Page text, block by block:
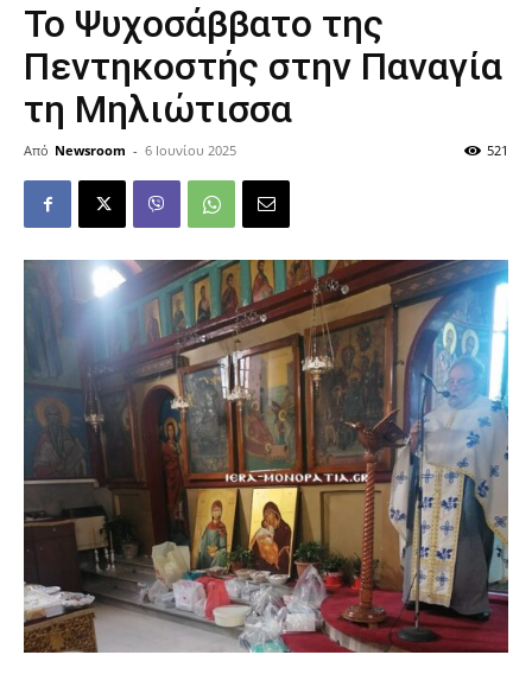
Το Ψυχοσάββατο της
Πεντηκοστής στην Παναγία
τη Μηλιώτισσα
Από Newsroom - 6 Ιουνίου 2025 521